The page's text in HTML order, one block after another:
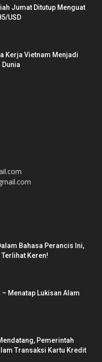
Jumat Ditutup Menguat
USD
Kerja Vietnam Menjadi
Bahasa Perancis Ini,
Keren!
– Menatap Lukisan Alam
Pemerintah
Transaksi Kartu Kredit